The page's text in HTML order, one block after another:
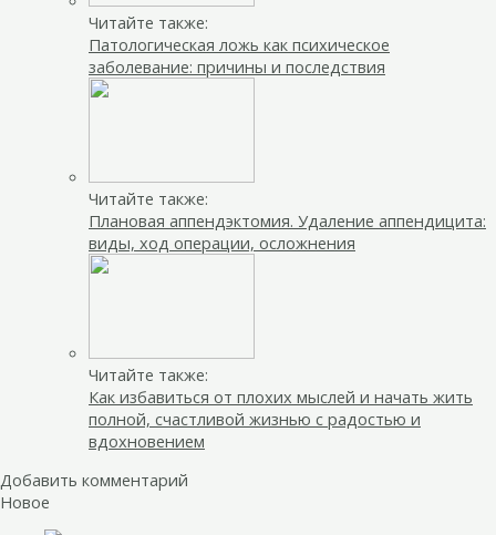
Читайте также:
Патологическая ложь как психическое
заболевание: причины и последствия
Читайте также:
Плановая аппендэктомия. Удаление аппендицита:
виды, ход операции, осложнения
Читайте также:
Как избавиться от плохих мыслей и начать жить
полной, счастливой жизнью с радостью и
вдохновением
Добавить комментарий
Новое